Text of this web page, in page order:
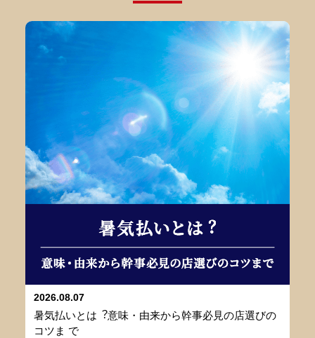
2026.08.07
暑気払いとは︖意味・由来から幹事必⾒の店選びの
コツま で